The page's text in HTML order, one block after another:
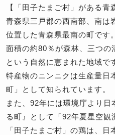
【「田子たまご村」がある青
青森県三戸郡の西南部、南は
位置した青森県最南の町です。
面積の約80％が森林、三つの
という自然に恵まれた地域で
特産物のニンニクは生産量日
町」として知られています。
また、92年には環境庁より日
る町』として「92年夏星空観
「田子たまご村」の鶏は、